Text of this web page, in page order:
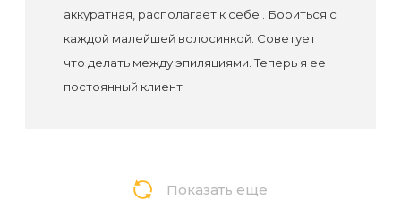
аккуратная, располагает к себе . Бориться с
каждой малейшей волосинкой. Советует
что делать между эпиляциями. Теперь я ее
постоянный клиент
Показать еще